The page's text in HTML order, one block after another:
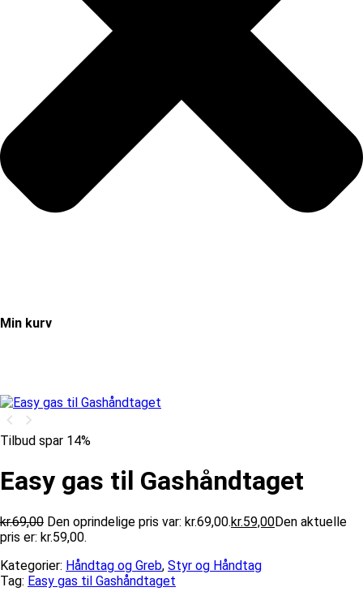
Min kurv
Tilbud spar 14%
Easy gas til Gashåndtaget
kr.69,00 Den oprindelige pris var: kr.69,00.kr.59,00Den aktuelle
pris er: kr.59,00.
Kategorier: Håndtag og Greb, Styr og Håndtag
Tag: Easy gas til Gashåndtaget